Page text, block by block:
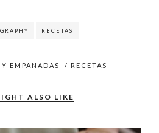
RECETAS
Y EMPANADAS / RECETAS
ALSO LIKE